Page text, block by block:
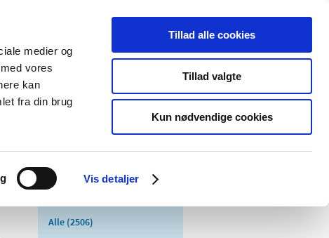
medier og
vores
kan
fra din brug
Vis detaljer
Tillad alle cookies
Tillad valgte
Kun nødvendige cookies
Udgivelser
Medicinsk
Særlige
produktområder
Alle (2506)